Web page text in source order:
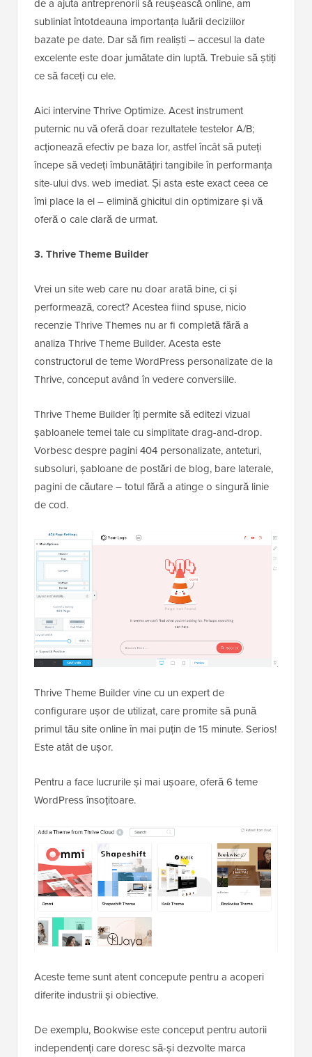
de a ajuta antreprenorii să reușească online, am
subliniat întotdeauna importanța luării deciziilor
bazate pe date. Dar să fim realiști – accesul la date
excelente este doar jumătate din luptă. Trebuie să știți
ce să faceți cu ele.
Aici intervine Thrive Optimize. Acest instrument
puternic nu vă oferă doar rezultatele testelor A/B;
acționează efectiv pe baza lor, astfel încât să puteți
începe să vedeți îmbunătățiri tangibile în performanța
site-ului dvs. web imediat. Și asta este exact ceea ce
îmi place la el – elimină ghicitul din optimizare și vă
oferă o cale clară de urmat.
3. Thrive Theme Builder
Vrei un site web care nu doar arată bine, ci și
performează, corect? Acestea fiind spuse, nicio
recenzie Thrive Themes nu ar fi completă fără a
analiza Thrive Theme Builder. Acesta este
constructorul de teme WordPress personalizate de la
Thrive, conceput având în vedere conversiile.
Thrive Theme Builder îți permite să editezi vizual
șabloanele temei tale cu simplitate drag-and-drop.
Vorbesc despre pagini 404 personalizate, anteturi,
subsoluri, șabloane de postări de blog, bare laterale,
pagini de căutare – totul fără a atinge o singură linie
de cod.
Thrive Theme Builder vine cu un expert de
configurare ușor de utilizat, care promite să pună
primul tău site online în mai puțin de 15 minute. Serios!
Este atât de ușor.
Pentru a face lucrurile și mai ușoare, oferă 6 teme
WordPress însoțitoare.
Aceste teme sunt atent concepute pentru a acoperi
diferite industrii și obiective.
De exemplu, Bookwise este conceput pentru autorii
independenți care doresc să-și dezvolte marca